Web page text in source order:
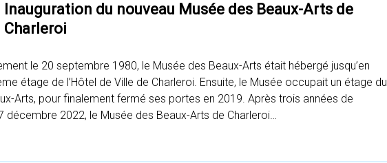
Inauguration du nouveau Musée des Beaux-Arts de
Charleroi
le 20 septembre 1980, le Musée des Beaux-Arts était hébergé jusqu’en
étage de l’Hôtel de Ville de Charleroi. Ensuite, le Musée occupait un étage du
Arts, pour finalement fermé ses portes en 2019. Après trois années de
décembre 2022, le Musée des Beaux-Arts de Charleroi…